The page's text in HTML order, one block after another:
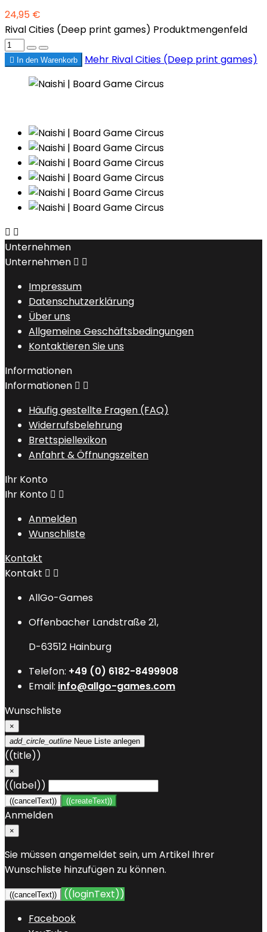
24,95 €
Rival Cities (Deep print games) Produktmengenfeld
 In den Warenkorb Mehr Rival Cities (Deep print games)
 
Unternehmen
Unternehmen  
Impressum
Datenschutzerklärung
Über uns
Allgemeine Geschäftsbedingungen
Kontaktieren Sie uns
Informationen
Informationen  
Häufig gestellte Fragen (FAQ)
Widerrufsbelehrung
Brettspiellexikon
Anfahrt & Öffnungszeiten
Ihr Konto
Ihr Konto  
Anmelden
Wunschliste
Kontakt
Kontakt  
AllGo-Games
Offenbacher Landstraße 21,
D-63512 Hainburg
Telefon: +49 (0) 6182-8499908
Email: info@allgo-games.com
Wunschliste
×
add_circle_outline Neue Liste anlegen
((title))
×
((label))
((cancelText)) ((createText))
Anmelden
×
Sie müssen angemeldet sein, um Artikel Ihrer
Wunschliste hinzufügen zu können.
((cancelText))
((loginText))
Facebook